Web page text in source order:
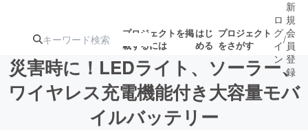
プロジェクトを掲
載するには
はじ
める
プロジェクト
をさがす
注目のリ 注目の新着プロ募集終了が近いプ
ロ
グ
イ
ン
/
新
規
会
員
登
録
災害時に！LEDライト、ソーラー、
ワイヤレス充電機能付き大容量モバ
イルバッテリー